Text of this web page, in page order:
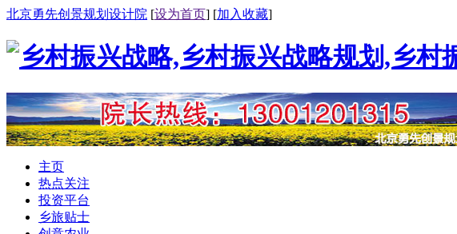
北京勇先创景规划设计院 [设为首页] [加入收藏]
主页
热点关注
投资平台
乡旅贴士